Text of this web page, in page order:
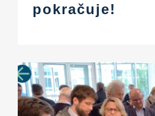
pokračuje!